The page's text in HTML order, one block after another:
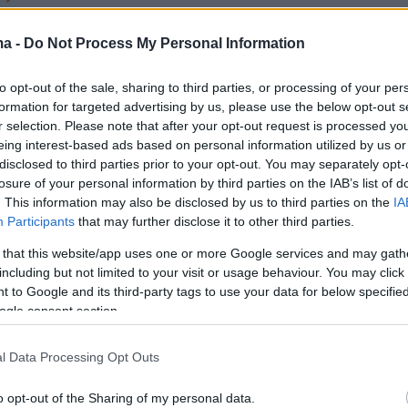
- Do Not Process My Personal Information
opt-out of the sale, sharing to third parties, or processing of your
for targeted advertising by us, please use the below opt-out
selection. Please note that after your opt-out request is processed
interest-based ads based on personal information utilized by us
to third parties prior to your opt-out. You may separately
of your personal information by third parties on the IAB’s list of
This information may also be disclosed by us to third parties on the
Participants that may further disclose it to other third parties.
that this website/app uses one or more Google services and may
but not limited to your visit or usage behaviour. You may
to Google and its third-party tags to use your data for below
consent section.
Data Processing Opt Outs
opt-out of the Sharing of my personal data.
για την επίλυση του
των κληρικών της
τον Σταυρό του Αγίου Ανδρέα - «Συνιστά ύψιστη
απόφαση της Κυβέρνησης να επιλύσει οριστικά το
των Κληρικών της Ομογένειας», είπε ο
Σκληρή απάντηση στην
πολιτική» του Πούτιν
και στο «αντιχριστιανικό κήρυγμα» του Πατριάρχη
29